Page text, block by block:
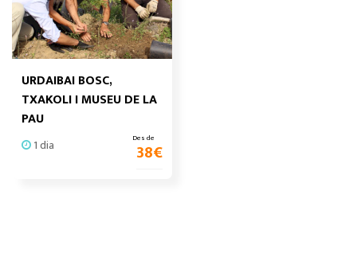
URDAIBAI BOSC,
TXAKOLI I MUSEU DE LA
PAU
1 dia Des de
38€